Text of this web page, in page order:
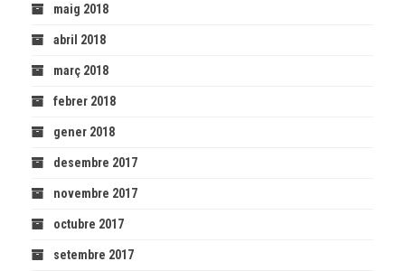
maig 2018
abril 2018
març 2018
febrer 2018
gener 2018
desembre 2017
novembre 2017
octubre 2017
setembre 2017